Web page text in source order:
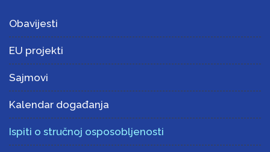
Obavijesti
EU projekti
Sajmovi
Kalendar događanja
Ispiti o stručnoj osposobljenosti